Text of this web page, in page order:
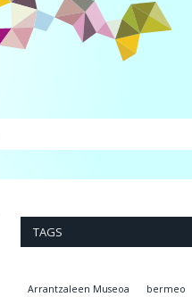
TAGS
Arrantzaleen Museoa bermeo